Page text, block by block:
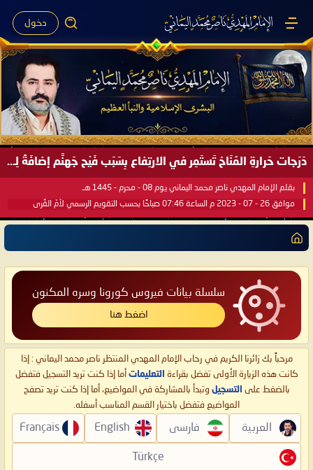
دخول
دَرَجات حَرارةِ المُنَاخ تَستَمِر في الارتِفاع بِسَبَب فَيْح جَهنَّم إضافَةً لِحرارةِ الشَّمس في مُحكَم القُرآن العَظيم ..
بقلم الإمام المهدي ناصر محمد اليماني يوم 08 - محرم - 1445 هـ
موافق 26 - 07 - 2023 م الساعة 07:46 صباحًا بحسب التقويم الرسمي لأمّ القُرى
سلسلة بيانات فيروس كورونا وسره المكنون
اضغط هنا
مرحباً بك زائرنا الكريم في رحاب الإمام المهدي المنتظر ناصر محمد اليماني : إذا
كانت هذه الزيارة الأولى تفضل بقراءة التعليمات أما إذا كنت تريد التسجيل فتفضل
بالضغط على التسجيل وتبدأ بالمشاركة في المواضيع، أما إذا كنت تريد تصفح
المواضيع فتفضل باختيار القسم المناسب أسفله.
العربية فارسی English
Français
Türkçe